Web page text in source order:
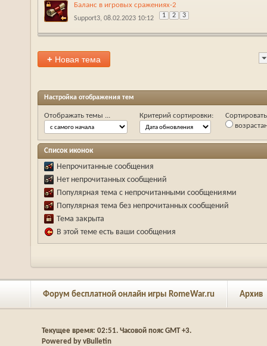
Баланс в игровых сражениях-2
Support3‎, 08.02.2023 10:12 1 2 3
+ Новая тема
Настройка отображения тем
Отображать темы ... Критерий сортировки:
Список иконок
Непрочитанные сообщения
Нет непрочитанных сообщений
Популярная тема с непрочитанными сообщениями
Популярная тема без непрочитанных сообщений
Тема закрыта
В этой теме есть ваши сообщения
Форум бесплатной онлайн игры RomeWar.ru Архив
Текущее время: 02:51. Часовой пояс GMT +3.
Powered by vBulletin